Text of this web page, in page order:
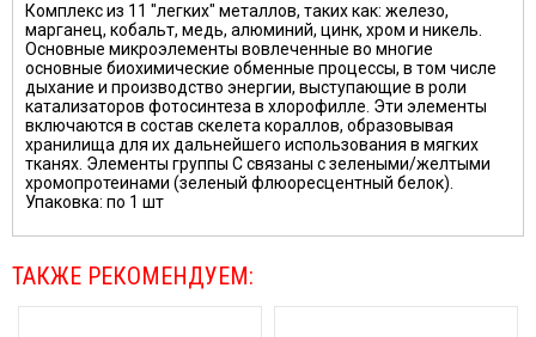
Комплекс из 11 "легких" металлов, таких как: железо,
марганец, кобальт, медь, алюминий, цинк, хром и никель.
Основные микроэлементы вовлеченные во многие
основные биохимические обменные процессы, в том числе
дыхание и производство энергии, выступающие в роли
катализаторов фотосинтеза в хлорофилле. Эти элементы
включаются в состав скелета кораллов, образовывая
хранилища для их дальнейшего использования в мягких
тканях. Элементы группы С связаны с зелеными/желтыми
хромопротеинами (зеленый флюоресцентный белок).
Упаковка: по 1 шт
ТАКЖЕ РЕКОМЕНДУЕМ: